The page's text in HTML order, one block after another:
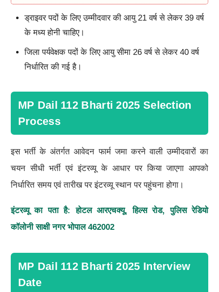
ड्राइवर पदों के लिए उम्मीदवार की आयु 21 वर्ष से लेकर 39 वर्ष
के मध्य होनी चाहिए।
जिला पर्यवेक्षक पदों के लिए आयु सीमा 26 वर्ष से लेकर 40 वर्ष
निर्धारित की गई है।
MP Dail 112 Bharti 2025 Selection
Process
इस भर्ती के अंतर्गत आवेदन फार्म जमा करने वाली उम्मीदवारों का
चयन सीधी भर्ती एवं इंटरव्यू के आधार पर किया जाएगा आपको
निर्धारित समय एवं तारीख पर इंटरव्यू स्थान पर पहुंचना होगा।
इंटरव्यू का पता है: होटल आरएचक्यू,हिल्स रोड,पुलिस रेडियो
कॉलोनी साक्षी नगर भोपाल 462002
MP Dail 112 Bharti 2025 Interview
Date